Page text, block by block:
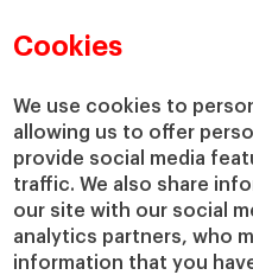
Cookies
We use cookies to
allowing us to offer
provide social media
traffic. We also share
our site with our social
analytics partners, who
information that you
Departamentos académicos
Cátedras
IESE Insight
IESE Publishing